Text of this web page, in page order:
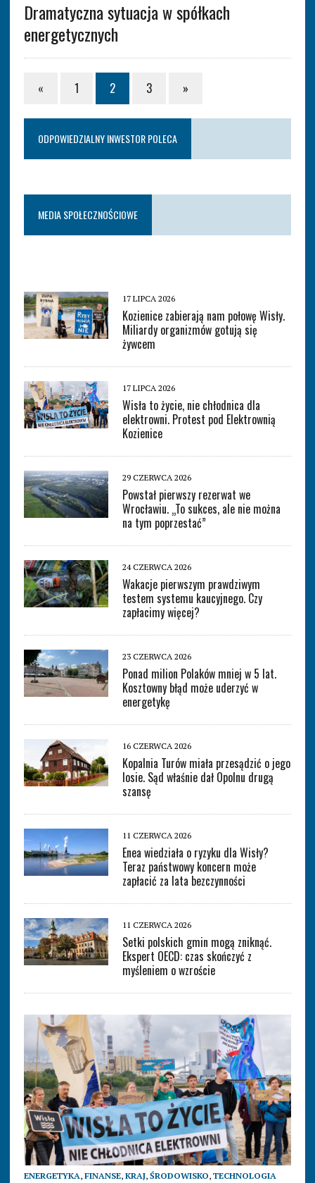
Dramatyczna sytuacja w spółkach
energetycznych
« 1 2 3 »
ODPOWIEDZIALNY INWESTOR POLECA
MEDIA SPOŁECZNOŚCIOWE
17 LIPCA 2026
Kozienice zabierają nam połowę Wisły.
Miliardy organizmów gotują się
żywcem
17 LIPCA 2026
Wisła to życie, nie chłodnica dla
elektrowni. Protest pod Elektrownią
Kozienice
29 CZERWCA 2026
Powstał pierwszy rezerwat we
Wrocławiu. „To sukces, ale nie można
na tym poprzestać”
24 CZERWCA 2026
Wakacje pierwszym prawdziwym
testem systemu kaucyjnego. Czy
zapłacimy więcej?
23 CZERWCA 2026
Ponad milion Polaków mniej w 5 lat.
Kosztowny błąd może uderzyć w
energetykę
16 CZERWCA 2026
Kopalnia Turów miała przesądzić o jego
losie. Sąd właśnie dał Opolnu drugą
szansę
11 CZERWCA 2026
Enea wiedziała o ryzyku dla Wisły?
Teraz państwowy koncern może
zapłacić za lata bezczynności
11 CZERWCA 2026
Setki polskich gmin mogą zniknąć.
Ekspert OECD: czas skończyć z
myśleniem o wzroście
ENERGETYKA, FINANSE, KRAJ, ŚRODOWISKO, TECHNOLOGIA